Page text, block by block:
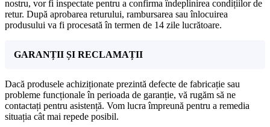
nostru, vor fi inspectate pentru a confirma îndeplinirea condițiilor de
retur. După aprobarea returului, rambursarea sau înlocuirea
produsului va fi procesată în termen de 14 zile lucrătoare.
GARANȚII ȘI RECLAMAȚII
Dacă produsele achiziționate prezintă defecte de fabricație sau
probleme funcționale în perioada de garanție, vă rugăm să ne
contactați pentru asistență. Vom lucra împreună pentru a remedia
situația cât mai repede posibil.